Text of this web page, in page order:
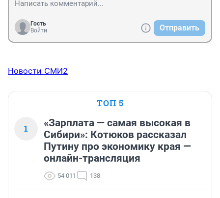
Гость
Войти
Отправить
Новости СМИ2
ТОП 5
1
«Зарплата — самая высокая в
Сибири»: Котюков рассказал
Путину про экономику края —
онлайн-трансляция
54 011 138